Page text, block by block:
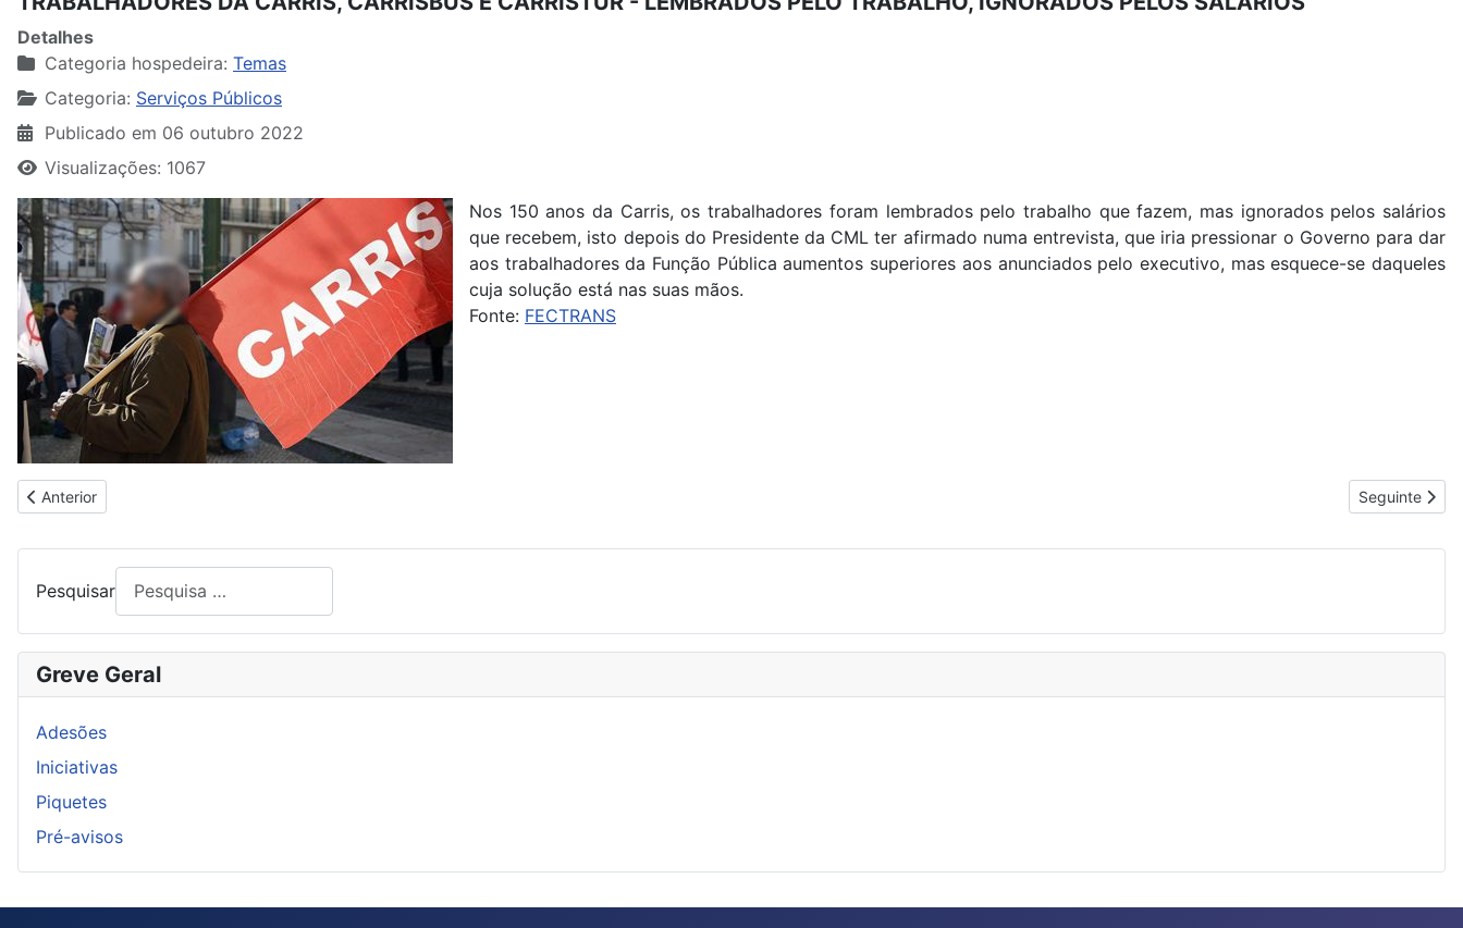
Detalhes
Categoria hospedeira: Temas
Categoria: Serviços Públicos
Publicado em 06 outubro 2022
Visualizações: 1067
Nos 150 anos da Carris, os trabalhadores foram lembrados pelo trabalho que fazem, mas ignorados pelos salários
que recebem, isto depois do Presidente da CML ter afirmado numa entrevista, que iria pressionar o Governo para dar
aos trabalhadores da Função Pública aumentos superiores aos anunciados pelo executivo, mas esquece-se daqueles
cuja solução está nas suas mãos.
Fonte: FECTRANS
Artigo anterior: RECIPROCIDADE NO TRANSPORTE
Anterior Artigo
Seguinte
Pesquisar
Greve Geral
Adesões
Iniciativas
Piquetes
Pré-avisos